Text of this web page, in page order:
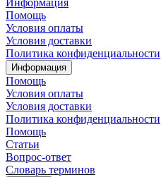
Информация
Помощь
Условия оплаты
Условия доставки
Политика конфиденциальности
Информация
Помощь
Условия оплаты
Условия доставки
Политика конфиденциальности
Помощь
Статьи
Вопрос-ответ
Словарь терминов